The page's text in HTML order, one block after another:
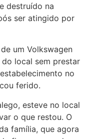
destruído na
ser atingido por
um Volkswagen
local sem prestar
no
ferido.
esteve no local
o que restou. O
família, que agora